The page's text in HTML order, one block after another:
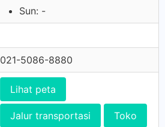
Sun: -
021-5086-8880
Lihat peta
Jalur transportasi Toko